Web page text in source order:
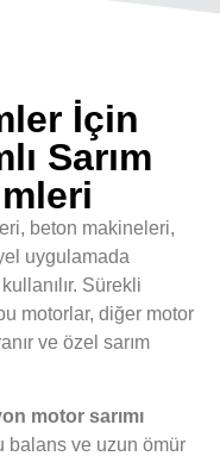
İçin
Sarım
beton makineleri,
uygulamada
Sürekli
motorlar, diğer motor
ve özel sarım
motor sarımı
balans ve uzun ömür